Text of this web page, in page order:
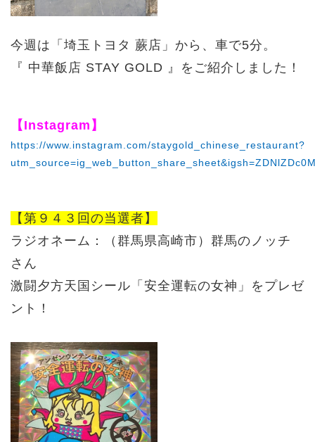
今週は「埼玉トヨタ 蕨店」から、車で5分。
『 中華飯店 STAY GOLD 』をご紹介しました！
【Instagram】
https://www.instagram.com/staygold_chinese_restaurant?
【第９４３回の当選者】
ラジオネーム：（群馬県高崎市）群馬のノッチ
さん
激闘夕方天国シール「安全運転の女神」をプレゼ
ント！